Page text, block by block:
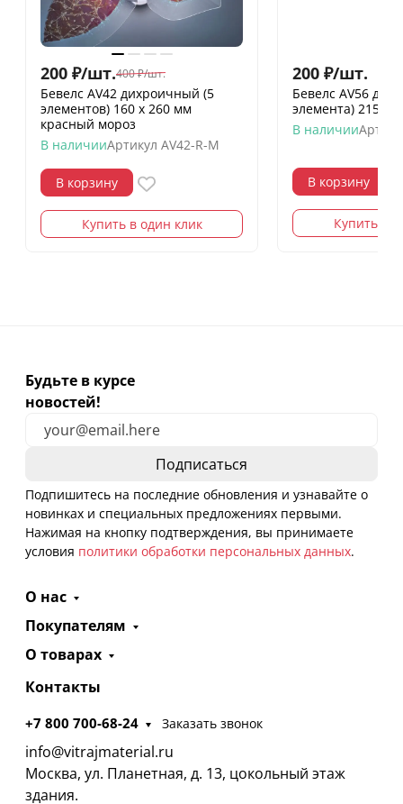
200 ₽/шт.400 ₽/шт.
Бевелс AV42 дихроичный (5
элементов) 160 х 260 мм
красный мороз
В наличииАртикул AV42-R-M
В корзину
Купить в один клик
200 ₽/шт.
Бевелс AV56
элемента) 215 х
В наличии
В корзину
Купить в
Будьте в курсе
новостей!
Подпишитесь на последние обновления и узнавайте о
новинках и специальных предложениях первыми.
Нажимая на кнопку подтверждения, вы принимаете
условия политики обработки персональных данных.
О нас
Покупателям
О товарах
Контакты
+7 800 700-68-24 Заказать звонок
info@vitrajmaterial.ru
Москва, ул. Планетная, д. 13, цокольный этаж
здания.